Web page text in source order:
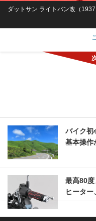
ダットサン ライトバン改（1937
バイク初
基本操作
最高80
ヒーター